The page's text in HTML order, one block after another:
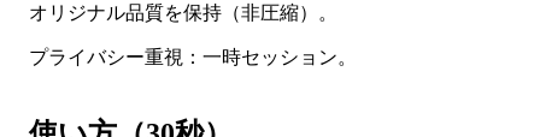
オリジナル品質を保持（非圧縮）。
プライバシー重視：一時セッション。